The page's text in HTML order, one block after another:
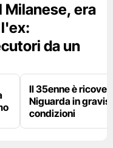
Milanese, era
da un
Il 35enne è
Niguarda in
condizioni